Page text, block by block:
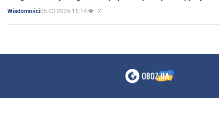
Wiadomości05.03.2025 16:14 2